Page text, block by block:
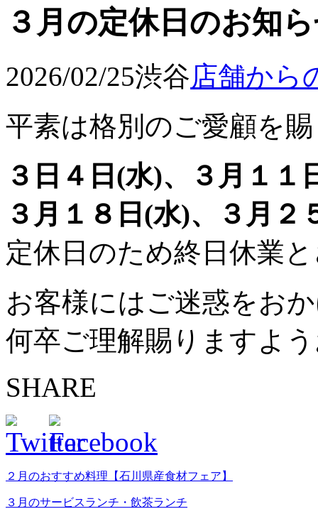
３月の定休日のお知
2026/02/25渋谷店舗から
平素は格別のご愛顧を
３日４日(水)、３月１１
３月１８日(水)、３月２
定休日のため終日休業
お客様にはご迷惑をお
何卒ご理解賜りますよ
SHARE
２月のおすすめ料理【石川県産食材フェア】
３月のサービスランチ・飲茶ランチ